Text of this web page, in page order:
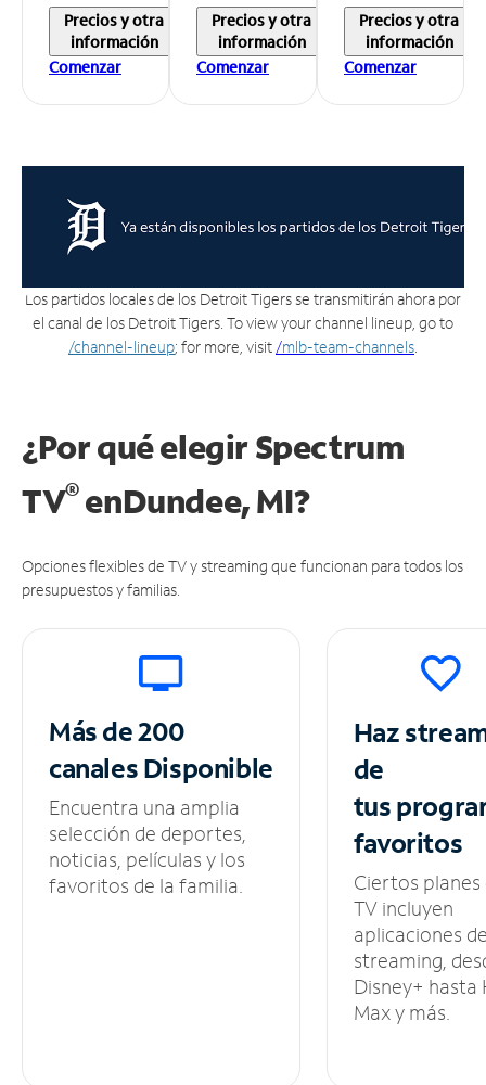
Precios y otra
información
Comenzar
Precios y otra
información
Comenzar
Precios y otra
información
Comenzar
Los partidos locales de los Detroit Tigers se transmitirán ahora por
el canal de los Detroit Tigers. To view your channel lineup, go to
/channel-lineup; for more, visit /mlb-team-channels
¿Por qué elegir Spectrum
TV®enDundee, MI?
Opciones flexibles de TV y streaming que funcionan para todos los
presupuestos y familias.
Más de 200
canalesDisponible
Encuentra una amplia
selección de deportes,
noticias, películas y los
favoritos de la familia.
Haz
de
tus
favoritos
Ciertos planes
TV incluyen
aplicaciones
streaming,
Disney+ hasta
Max y más.